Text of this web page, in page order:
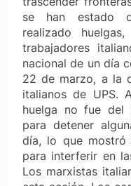
se han estado
realizado
trabajadores
nacional de un día
22 de marzo, a la
italianos de UPS.
huelga no fue del
para detener
día, lo que mostró
para interferir en
Los marxistas